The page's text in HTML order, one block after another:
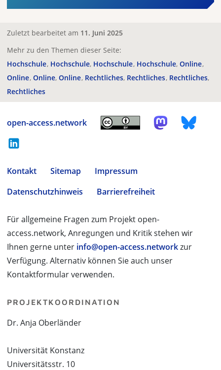
Zuletzt bearbeitet am 11. Juni 2025
Mehr zu den Themen dieser Seite:
Hochschule Hochschule Hochschule Hochschule Online
Online Online Online Rechtliches Rechtliches Rechtliches
Rechtliches
open-access.network
Kontakt Sitemap
Impressum
Datenschutzhinweis
Barrierefreiheit
Für allgemeine Fragen zum Projekt open-
access.network, Anregungen und Kritik stehen wir
Ihnen gerne unter info@open-access.networkzur
Verfügung. Alternativ können Sie auch unser
Kontaktformular verwenden.
PROJEKTKOORDINATION
Dr. Anja Oberländer
Universität Konstanz
Universitätsstr. 10